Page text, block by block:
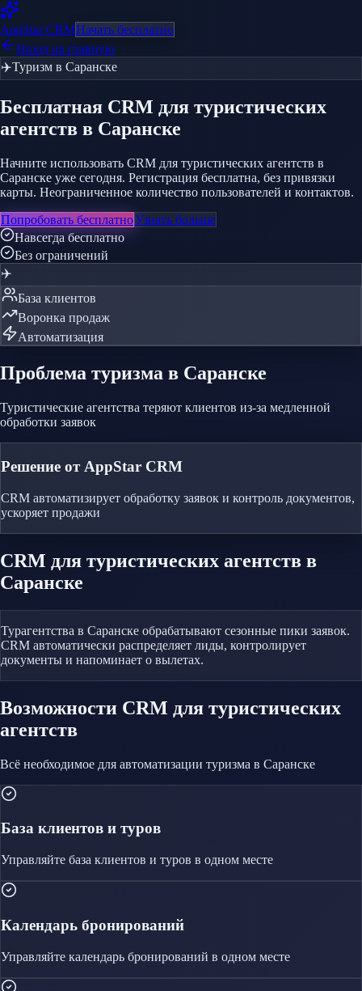
AppStarCRMНачать бесплатно
Назад на главную
✈️Туризм в Саранске
Бесплатная CRM для туристических
агентств в Саранске
Начните использовать CRM для туристических агентств в
Саранске уже сегодня. Регистрация бесплатна, без привязки
карты. Неограниченное количество пользователей и контактов.
Попробовать бесплатноУзнать больше
Навсегда бесплатно
Без ограничений
✈️
База клиентов
Воронка продаж
Автоматизация
Проблема туризма в Саранске
Туристические агентства теряют клиентов из-за медленной
обработки заявок
Решение от AppStar CRM
CRM автоматизирует обработку заявок и контроль документов,
ускоряет продажи
CRM для туристических агентств в
Саранске
Турагентства в Саранске обрабатывают сезонные пики заявок.
CRM автоматически распределяет лиды, контролирует
документы и напоминает о вылетах.
Возможности CRM для туристических
агентств
Всё необходимое для автоматизации туризма в Саранске
База клиентов и туров
Управляйте база клиентов и туров в одном месте
Календарь бронирований
Управляйте календарь бронирований в одном месте